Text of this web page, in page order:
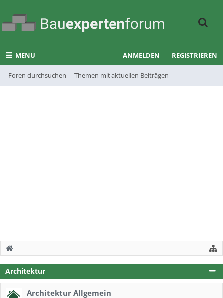
MENU
Foren durchsuchen Themen mit aktuellen Beiträgen
ANMELDEN REGISTRIEREN
Architektur
Architektur Allgemein